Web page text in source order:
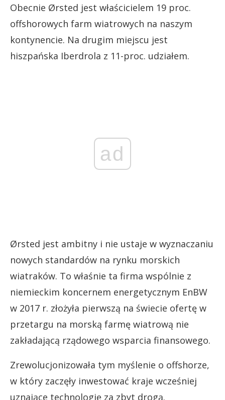
Obecnie Ørsted jest właścicielem 19 proc.
offshorowych farm wiatrowych na naszym
kontynencie. Na drugim miejscu jest
hiszpańska Iberdrola z 11-proc. udziałem.
ad
Ørsted jest ambitny i nie ustaje w wyznaczaniu
nowych standardów na rynku morskich
wiatraków. To właśnie ta firma wspólnie z
niemieckim koncernem energetycznym EnBW
w 2017 r. złożyła pierwszą na świecie ofertę w
przetargu na morską farmę wiatrową nie
zakładającą rządowego wsparcia finansowego.
Zrewolucjonizowała tym myślenie o offshorze,
w który zaczęły inwestować kraje wcześniej
uznające technologię za zbyt drogą.